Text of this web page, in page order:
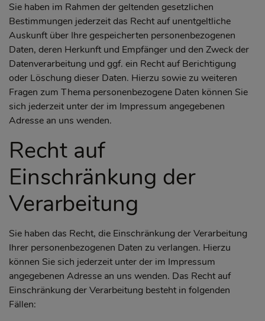
Sie haben im Rahmen der geltenden gesetzlichen
Bestimmungen jederzeit das Recht auf unentgeltliche
Auskunft über Ihre gespeicherten personenbezogenen
Daten, deren Herkunft und Empfänger und den Zweck der
Datenverarbeitung und ggf. ein Recht auf Berichtigung
oder Löschung dieser Daten. Hierzu sowie zu weiteren
Fragen zum Thema personenbezogene Daten können Sie
sich jederzeit unter der im Impressum angegebenen
Adresse an uns wenden.
Recht auf
Einschränkung der
Verarbeitung
Sie haben das Recht, die Einschränkung der Verarbeitung
Ihrer personenbezogenen Daten zu verlangen. Hierzu
können Sie sich jederzeit unter der im Impressum
angegebenen Adresse an uns wenden. Das Recht auf
Einschränkung der Verarbeitung besteht in folgenden
Fällen: